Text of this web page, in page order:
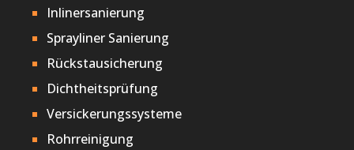
Inlinersanierung
Sprayliner Sanierung
Rückstausicherung
Dichtheitsprüfung
Versickerungssysteme
Rohrreinigung